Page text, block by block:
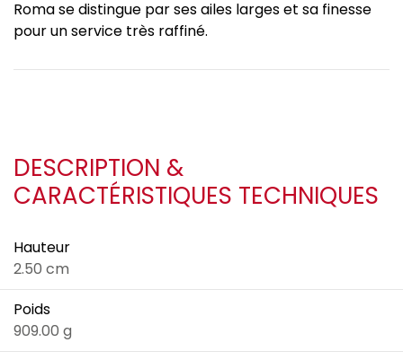
Roma se distingue par ses ailes larges et sa finesse
pour un service très raffiné.
DESCRIPTION &
CARACTÉRISTIQUES TECHNIQUES
Hauteur
2.50 cm
Poids
909.00 g